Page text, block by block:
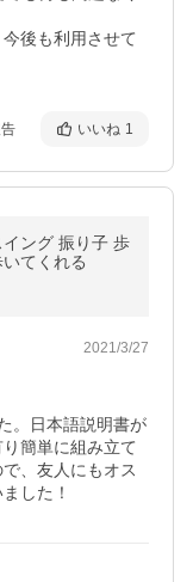
後も利用させて
いいね 1
ング 振り子 歩
てくれる
2021/3/27
。日本語説明書が
簡単に組み立て
、友人にもオス
した！